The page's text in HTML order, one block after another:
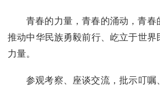
青春的力量，青春的涌动，青春
推动中华民族勇毅前行、屹立于世界
力量。
参观考察、座谈交流，批示叮